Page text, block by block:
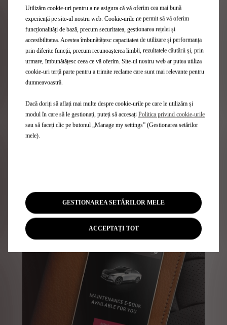
Aplicația MYDS
Află mai multe
Utilizăm cookie-uri pentru a ne asigura că vă oferim cea mai bună
experiență pe site-ul nostru web. Cookie-urile ne permit să vă oferim
funcționalități de bază, precum securitatea, gestionarea rețelei și
accesibilitatea. Acestea îmbunătățesc capacitatea de utilizare și performanța
prin diferite funcții, precum recunoașterea limbii, rezultatele căutării și, prin
urmare, îmbunătățesc ceea ce vă oferim. Site-ul nostru web ar putea utiliza
cookie-uri terță parte pentru a trimite reclame care sunt mai relevante pentru
dumneavoastră.
Dacă doriți să aflați mai multe despre cookie-urile pe care le utilizăm și
modul în care să le gestionați, puteți să accesați Politica privind cookie-urile
sau să faceți clic pe butonul „Manage my settings” (Gestionarea setărilor
mele).
GESTIONAREA SETĂRILOR MELE
ACCEPTAȚI TOT